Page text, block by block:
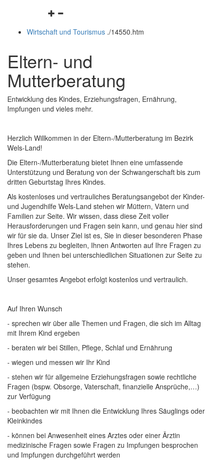
Navigationsmenü
und
Wirtschaft und Tourismus ./14550.htm
Eltern- und
Mutterberatung
Entwicklung des Kindes, Erziehungsfragen, Ernährung,
Impfungen und vieles mehr.
Herzlich Willkommen in der Eltern-/Mutterberatung im Bezirk
Wels-Land!
Die Eltern-/Mutterberatung bietet Ihnen eine umfassende
Unterstützung und Beratung von der Schwangerschaft bis zum
dritten Geburtstag Ihres Kindes.
Als kostenloses und vertrauliches Beratungsangebot der Kinder-
und Jugendhilfe Wels-Land stehen wir Müttern, Vätern und
Familien zur Seite. Wir wissen, dass diese Zeit voller
Herausforderungen und Fragen sein kann, und genau hier sind
wir für sie da. Unser Ziel ist es, Sie in dieser besonderen Phase
Ihres Lebens zu begleiten, Ihnen Antworten auf Ihre Fragen zu
geben und Ihnen bei unterschiedlichen Situationen zur Seite zu
stehen.
Unser gesamtes Angebot erfolgt kostenlos und vertraulich.
Auf Ihren Wunsch
- sprechen wir über alle Themen und Fragen, die sich im Alltag
mit Ihrem Kind ergeben
- beraten wir bei Stillen, Pflege, Schlaf und Ernährung
- wiegen und messen wir Ihr Kind
- stehen wir für allgemeine Erziehungsfragen sowie rechtliche
Fragen (bspw. Obsorge, Vaterschaft, finanzielle Ansprüche,…)
zur Verfügung
- beobachten wir mit Ihnen die Entwicklung Ihres Säuglings oder
Kleinkindes
- können bei Anwesenheit eines Arztes oder einer Ärztin
medizinische Fragen sowie Fragen zu Impfungen besprochen
und Impfungen durchgeführt werden